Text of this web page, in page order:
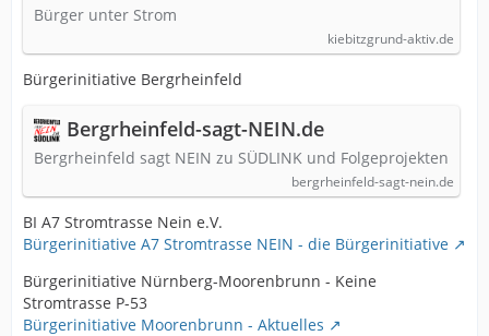
Bürger unter Strom
kiebitzgrund-aktiv.de
Bürgerinitiative Bergrheinfeld
Bergrheinfeld-sagt-NEIN.de
Bergrheinfeld sagt NEIN zu SÜDLINK und Folgeprojekten
bergrheinfeld-sagt-nein.de
BI A7 Stromtrasse Nein e.V.
Bürgerinitiative A7 Stromtrasse NEIN - die Bürgerinitiative
Bürgerinitiative Nürnberg-Moorenbrunn - Keine
Stromtrasse P-53
Bürgerinitiative Moorenbrunn - Aktuelles